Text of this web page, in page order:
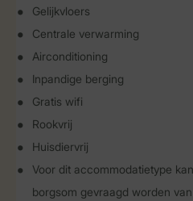
Gelijkvloers
Centrale verwarming
Airconditioning
Inpandige berging
Gratis wifi
Rookvrij
Huisdiervrij
Voor dit accommodatietype
borgsom gevraagd worden